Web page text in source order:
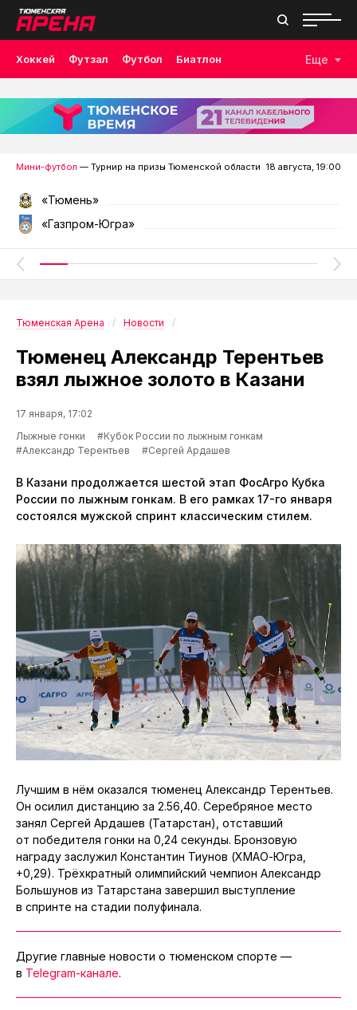
Хоккей Футзал Футбол Биатлон
Лыжные гонки Волейбол Плавание Дзюдо
Скалолазание Велоспорт Бокс
Еще
Мини-футбол — Турнир на призы Тюменской области 18 августа, 19:00
«Тюмень»
«Газпром-Югра»
Тюменская Арена Новости
Тюменец Александр Терентьев
взял лыжное золото в Казани
17 января, 17:02
Лыжные гонки
#Кубок России по лыжным гонкам
#Александр Терентьев
#Сергей Ардашев
В Казани продолжается шестой этап ФосАгро Кубка
России по лыжным гонкам. В его рамках 17-го января
состоялся мужской спринт классическим стилем.
Лучшим в нём оказался тюменец Александр Терентьев.
Он осилил дистанцию за 2.56,40. Серебряное место
занял Сергей Ардашев (Татарстан), отставший
от победителя гонки на 0,24 секунды. Бронзовую
награду заслужил Константин Тиунов (ХМАО-Югра,
+0,29). Трёхкратный олимпийский чемпион Александр
Большунов из Татарстана завершил выступление
в спринте на стадии полуфинала.
Другие главные новости о тюменском спорте —
в Telegram-канале.